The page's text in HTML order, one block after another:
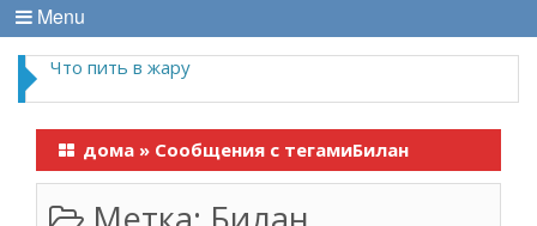
Menu
Что пить в жару
дома » Сообщения с тегамиБилан